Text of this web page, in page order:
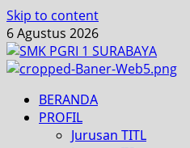
Skip to content
6 Agustus 2026
BERANDA
PROFIL
Jurusan TITL